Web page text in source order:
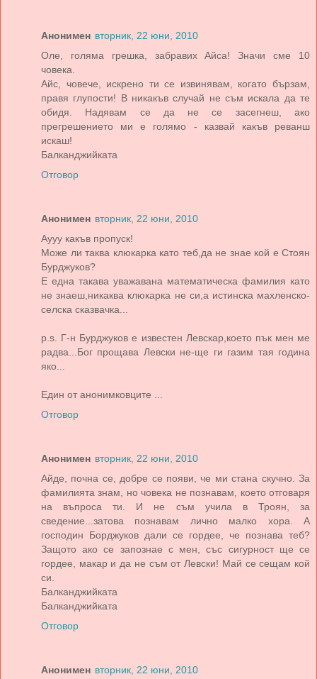
Анонимен вторник, 22 юни, 2010
Оле, голяма грешка, забравих Айса! Значи сме 10
човека.
Айс, човече, искрено ти се извинявам, когато бързам,
правя глупости! В никакъв случай не съм искала да те
обидя. Надявам се да не се засегнеш, ако
прегрешението ми е голямо - казвай какъв реванш
искаш!
Балканджийката
Отговор
Анонимен вторник, 22 юни, 2010
Аууу какъв пропуск!
Може ли таква клюкарка като теб,да не знае кой е Стоян
Бурджуков?
Е една такава уважавана математическа фамилия като
не знаеш,никаква клюкарка не си,а истинска махленско-
селска сказвачка...
p.s. Г-н Бурджуков е известен Левскар,което пък мен ме
радва...Бог прощава Левски не-ще ги газим тая година
яко...
Един от анонимковците ...
Отговор
Анонимен вторник, 22 юни, 2010
Айде, почна се, добре се появи, че ми стана скучно. За
фамилията знам, но човека не познавам, което отговаря
на въпроса ти. И не съм учила в Троян, за
сведение...затова познавам лично малко хора. А
господин Борджуков дали се гордее, че познава теб?
Защото ако се запознае с мен, със сигурност ще се
гордее, макар и да не съм от Левски! Май се сещам кой
си.
Балканджийката
Балканджийката
Отговор
Анонимен вторник, 22 юни, 2010